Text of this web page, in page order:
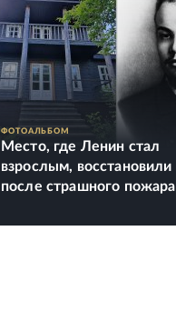
ФОТОАЛЬБОМ
Место, где Ленин стал
взрослым, восстановили
после страшного пожара